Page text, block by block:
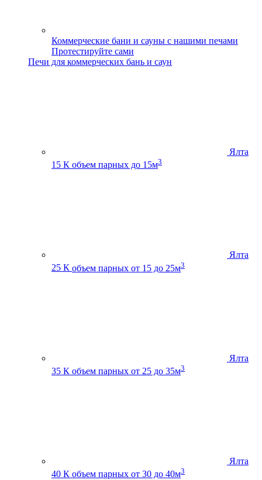
Коммерческие бани и сауны с нашими печами
Протестируйте сами
Печи для коммерческих бань и саун
Ялта
15 К объем парных до 15м3
Ялта
25 К объем парных от 15 до 25м3
Ялта
35 К объем парных от 25 до 35м3
Ялта
40 К объем парных от 30 до 40м3